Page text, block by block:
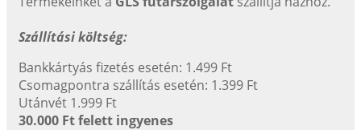
Szállítási költség:
Bankkártyás fizetés esetén: 1.499 Ft
Csomagpontra szállítás esetén: 1.399 Ft
Utánvét 1.999 Ft
30.000 Ft felett ingyenes